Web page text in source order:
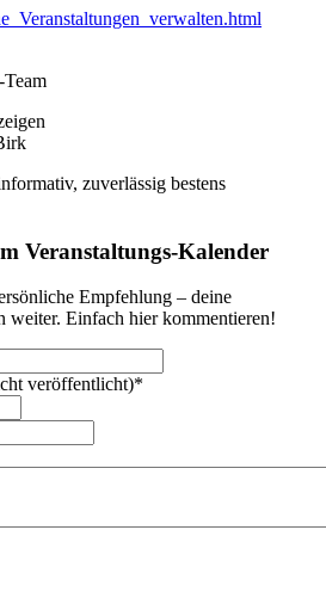
zuverlässig bestens
Veranstaltungs-Kalender
Empfehlung – deine
weiter. Einfach hier kommentieren!
veröffentlicht)*